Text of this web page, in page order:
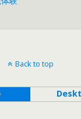
Back to top